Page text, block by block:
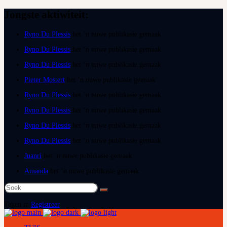
Ryno Du Plessis
Ryno Du Plessis
Ryno Du Plessis
Pieter Mostert
Ryno Du Plessis
Ryno Du Plessis
Ryno Du Plessis
Ryno Du Plessis
Juanri
Amanda
Soek
na:
Registreer